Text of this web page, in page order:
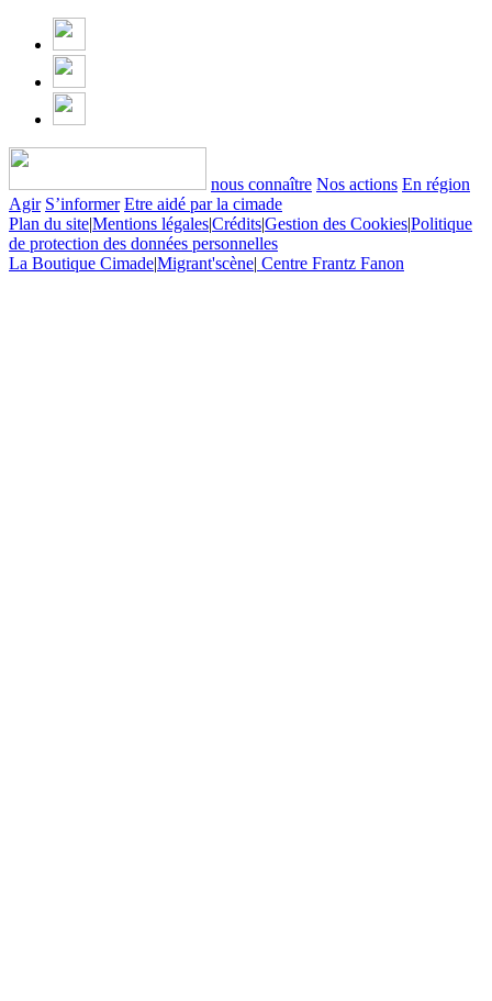
nous connaître Nos actions En région
Agir S’informer Etre aidé par la cimade
Plan du site|Mentions légales|Crédits|Gestion des Cookies|Politique
de protection des données personnelles
La Boutique Cimade|Migrant'scène| Centre Frantz Fanon